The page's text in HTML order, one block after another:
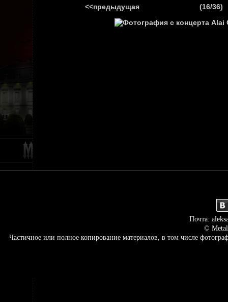
<<предыдущая (16/36)
Почта:
©
Частичное или полное копирование материалов, в том числе